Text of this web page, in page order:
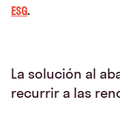
ESG.
La solución al
recurrir a las